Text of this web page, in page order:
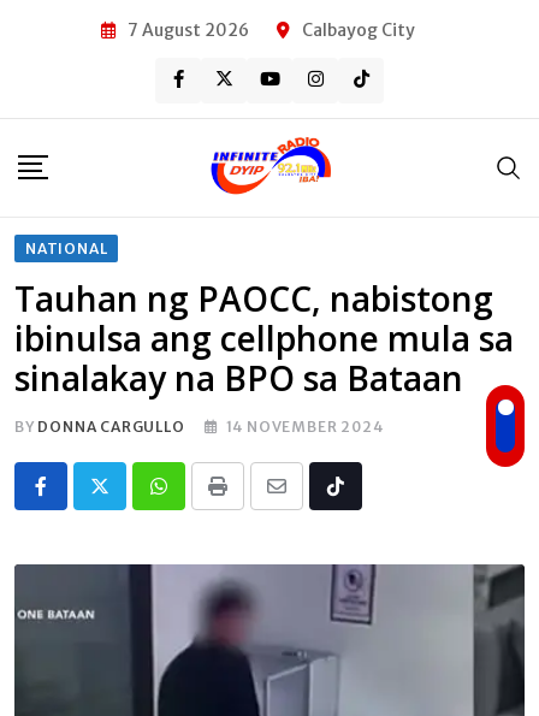
7 August 2026 Calbayog City
NATIONAL
Tauhan ng PAOCC, nabistong
ibinulsa ang cellphone mula sa
sinalakay na BPO sa Bataan
BY DONNA CARGULLO 14 NOVEMBER 2024
Whatsapp
Print
Share
Email
Tiktok